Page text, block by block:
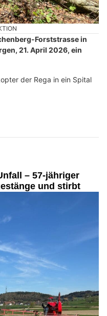
Forststrasse in
21. April 2026, ein
der Rega in ein Spital
– 57-jähriger
und stirbt